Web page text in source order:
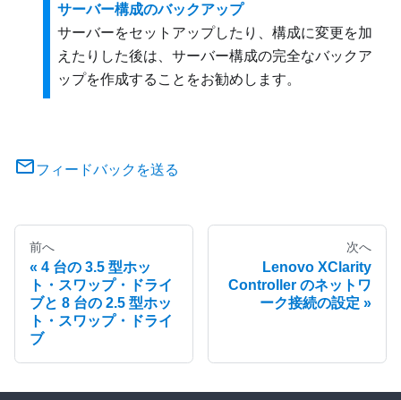
サーバー構成のバックアップ
サーバーをセットアップしたり、構成に変更を加
えたりした後は、サーバー構成の完全なバックア
ップを作成することをお勧めします。
フィードバックを送る
前へ
4 台の 3.5 型ホッ
ト・スワップ・ドライ
ブと 8 台の 2.5 型ホッ
ト・スワップ・ドライ
ブ
次へ
Lenovo XClarity
Controller のネットワ
ーク接続の設定